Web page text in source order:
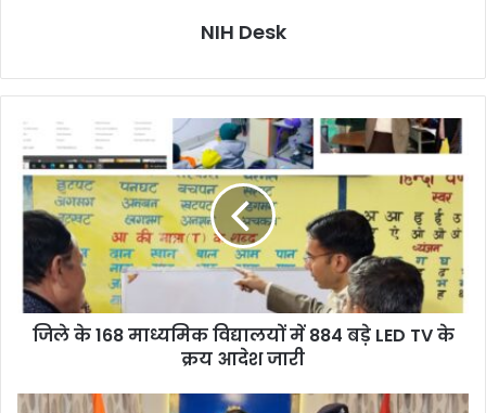
NIH Desk
जिले
के
168
माध्यमिक
विद्यालयों
884
बड़े
LED
TV
आदेश
जिले के 168 माध्यमिक विद्यालयों में 884 बड़े LED TV के
क्रय आदेश जारी
साइबर